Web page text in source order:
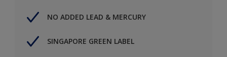
NO ADDED LEAD & MERCURY
SINGAPORE GREEN LABEL